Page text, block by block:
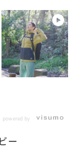
powered by
ー